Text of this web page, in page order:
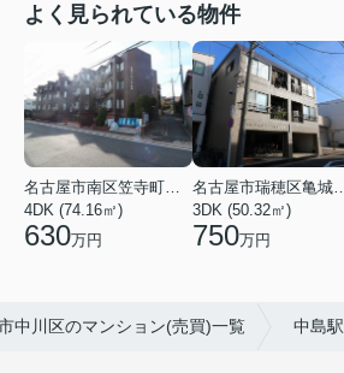
よく見られている物件
4DK (74.16㎡)
630万円
3DK (50.32㎡)
750万円
中川区のマンション(売買)一覧 中島駅